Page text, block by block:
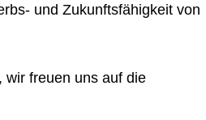
und Zukunftsfähigkeit von
wir freuen uns auf die